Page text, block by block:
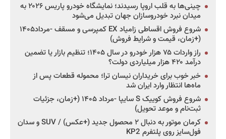
چینی‌ها به قلب اروپا رسیدند؛ نمایشگاه خودرو پاریس ۲۰۲۶ به
میدان نبرد خودروسازان جهان تبدیل می‌شود
شروع فروش اقساطی زامیاد EX کمپرسی و مسقف -مرداد۱۴۰۵
(+زمان، قیمت و شرایط فروش)
راز واردات ۷۵ هزار خودرو در سال ۱۴۰۵؛ تنظیم بازار یا تضمین
درآمد ۴۲۰ هزار میلیاردی دولت؟
خبر خوب برای خریداران نیسان ترا؛ محموله قطعات پس از
ماه‌ها انتظار وارد ایران شد
شروع فروش کوییک S سایپا -مرداد ۱۴۰۵ (+زمان، جزئیات
ثبت‌نام و موعد تحویل)
کرمان موتور به دنبال ۲ محصول جدید (+عکس) / SUV و سدان
فول‌سایز روی پلتفرم KP2